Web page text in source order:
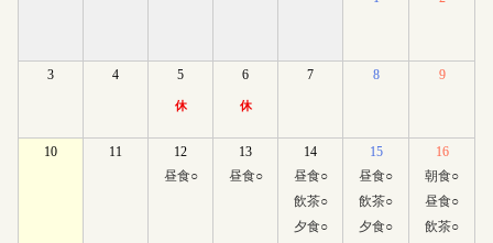
3 4 5
休
6
休
7 8 9
10 11
12
昼食○
13
昼食○
14
昼食○
飲茶○
夕食○
15
昼食○
飲茶○
夕食○
16
朝食○
昼食○
飲茶○